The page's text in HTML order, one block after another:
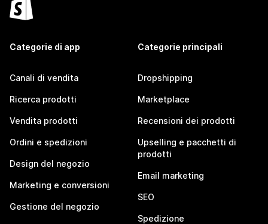
Categorie di app
Canali di vendita
Ricerca prodotti
Vendita prodotti
Ordini e spedizioni
Design del negozio
Marketing e conversioni
Gestione del negozio
Categorie principali
Dropshipping
Marketplace
Recensioni dei prodotti
Upselling e pacchetti di
prodotti
Email marketing
SEO
Spedizione